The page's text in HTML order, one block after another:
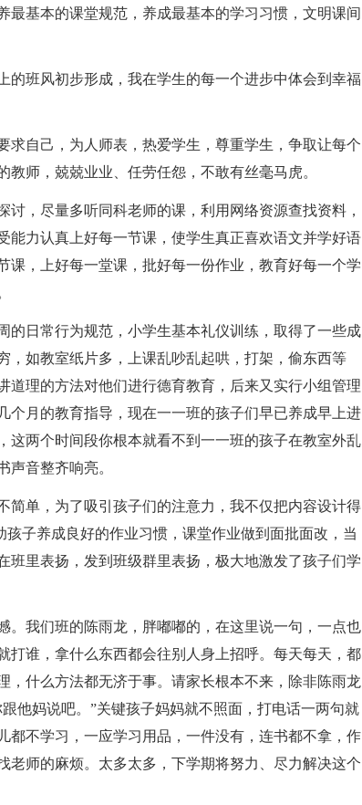
最基本的课堂规范，养成最基本的学习习惯，文明课间
的班风初步形成，我在学生的每一个进步中体会到幸福
求自己，为人师表，热爱学生，尊重学生，争取让每个
师，兢兢业业、任劳任怨，不敢有丝毫马虎。
，尽量多听同科老师的课，利用网络资源查找资料，
能力认真上好每一节课，使学生真正喜欢语文并学好语
课，上好每一堂课，批好每一份作业，教育好每一个学
的日常行为规范，小学生基本礼仪训练，取得了一些成
，如教室纸片多，上课乱吵乱起哄，打架，偷东西等
道理的方法对他们进行德育教育，后来又实行小组管理
个月的教育指导，现在一一班的孩子们早已养成早上进
这两个时间段你根本就看不到一一班的孩子在教室外乱
声音整齐响亮。
简单，为了吸引孩子们的注意力，我不仅把内容设计得
子养成良好的作业习惯，课堂作业做到面批面改，当
班里表扬，发到班级群里表扬，极大地激发了孩子们学
。我们班的陈雨龙，胖嘟嘟的，在这里说一句，一点也
打谁，拿什么东西都会往别人身上招呼。每天每天，都
，什么方法都无济于事。请家长根本不来，除非陈雨龙
他妈说吧。”关键孩子妈妈就不照面，打电话一两句就
都不学习，一应学习用品，一件没有，连书都不拿，作
老师的麻烦。太多太多，下学期将努力、尽力解决这个